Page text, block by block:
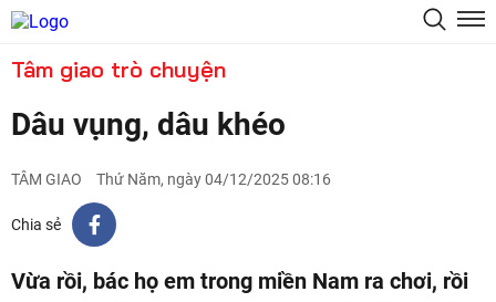
Tâm giao trò chuyện
Dâu vụng, dâu khéo
TÂM GIAO Thứ Năm, ngày 04/12/2025 08:16
Chia sẻ
Vừa rồi, bác họ em trong miền Nam ra chơi, rồi